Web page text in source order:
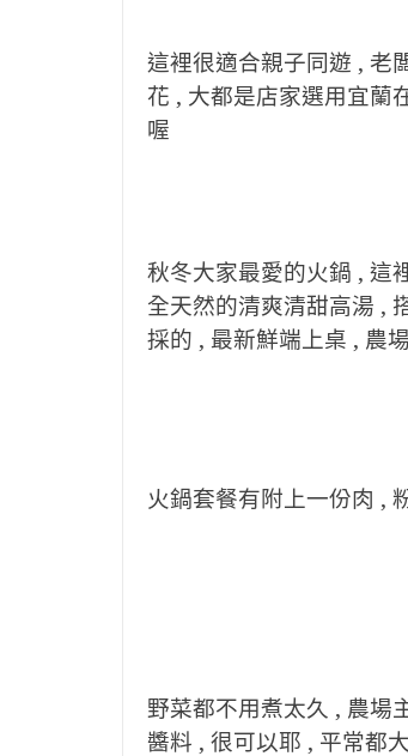
這裡很適合親子同遊 , 老
花 , 大都是店家選用宜蘭
喔
秋冬大家最愛的火鍋 , 這
全天然的清爽清甜高湯 ,
採的 , 最新鮮端上桌 , 農
火鍋套餐有附上一份肉 ,
野菜都不用煮太久 , 農場
醬料 , 很可以耶 , 平常都